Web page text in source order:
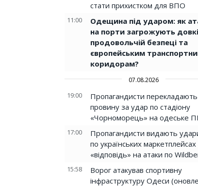
стати прихистком для ВПО
11:00
Одещина під ударом: як
на порти загрожують
продовольчій безпеці та
європейським
коридорам?
07.08.2026
19:00
Пропагандисти перекладають
провину за удар по стадіону
«Чорноморець» на одеське
17:00
Пропагандисти видають
по українських маркетплейсах
«відповідь» на атаки по
15:58
Ворог атакував спортивну
інфраструктуру Одеси